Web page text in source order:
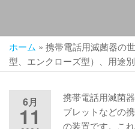
ホーム » 携帯電話用滅菌器の
型、エンクローズ型）、用途
6月
11
携帯電話用滅菌
ブレットなどの
の装置です。こ